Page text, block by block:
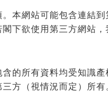
本網站可能包含連結
下欲使用第三方網站
的所有資料均受知識
方（視情況而定）所